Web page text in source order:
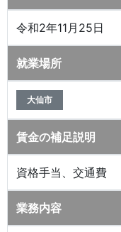
令和2年11月25日
就業場所
大仙市
賃金の補足説明
資格手当、交通費
業務内容